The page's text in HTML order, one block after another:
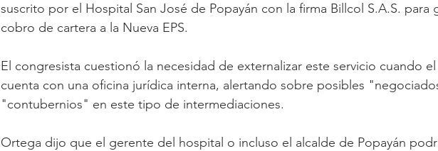
suscrito por el Hospital San José de Popayán con la firma Billcol S.A.S.
cobro de cartera a la Nueva EPS.
El congresista cuestionó la necesidad de externalizar este servicio cuando
cuenta con una oficina jurídica interna, alertando sobre posibles
"contubernios" en este tipo de intermediaciones.
Ortega dijo que el gerente del hospital o incluso el alcalde de Popayán